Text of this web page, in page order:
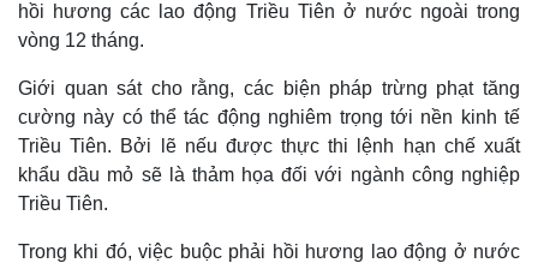
hồi hương các lao động Triều Tiên ở nước ngoài trong
vòng 12 tháng.
Giới quan sát cho rằng, các biện pháp trừng phạt tăng
cường này có thể tác động nghiêm trọng tới nền kinh tế
Triều Tiên. Bởi lẽ nếu được thực thi lệnh hạn chế xuất
khẩu dầu mỏ sẽ là thảm họa đối với ngành công nghiệp
Triều Tiên.
Trong khi đó, việc buộc phải hồi hương lao động ở nước